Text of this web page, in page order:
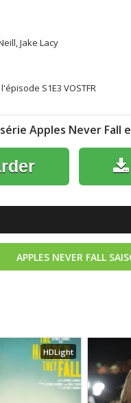
Espionnage
Jake Lacy
S1E3 VOSTFR
Apples Never Fall
APPLES NEVER FALL
HDLight